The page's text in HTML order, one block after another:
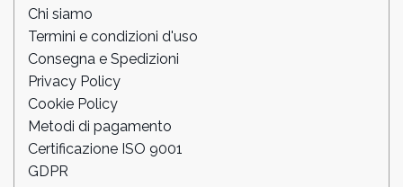
Chi siamo
Termini e condizioni d'uso
Consegna e Spedizioni
Privacy Policy
Cookie Policy
Metodi di pagamento
Certificazione ISO 9001
GDPR